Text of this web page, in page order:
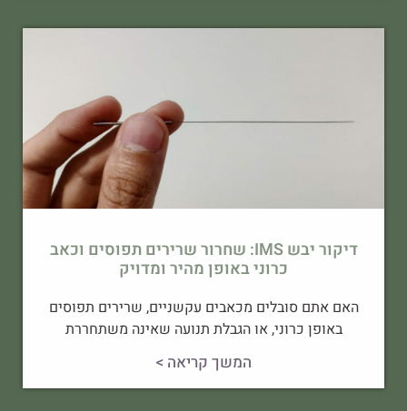
דיקור יבש IMS: שחרור שרירים תפוסים וכאב
כרוני באופן מהיר ומדויק
האם אתם סובלים מכאבים עקשניים, שרירים תפוסים
באופן כרוני, או הגבלת תנועה שאינה משתחררת
המשך קריאה >